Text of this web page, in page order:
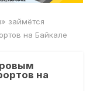
займётся
на Байкале
на